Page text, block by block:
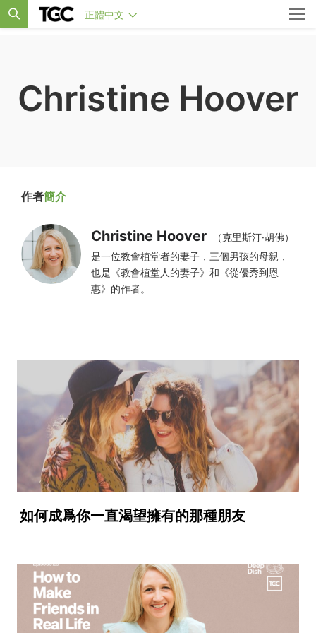
正體中文
Christine Hoover
作者簡介
Christine Hoover
（克里斯汀·胡佛）
是一位教會植堂者的妻子，三個男孩的母親，
也是《教會植堂人的妻子》和《從優秀到恩
惠》的作者。
如何成爲你一直渴望擁有的那種朋友